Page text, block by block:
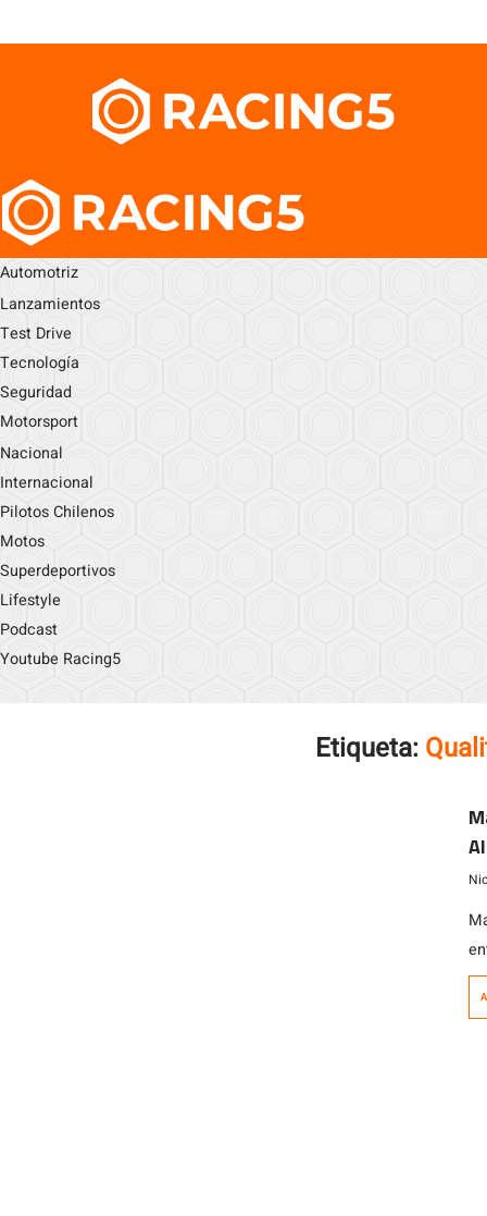
Automotriz
Lanzamientos
Test Drive
Tecnología
Seguridad
Motorsport
Nacional
Internacional
Pilotos Chilenos
Motos
Superdeportivos
Lifestyle
Podcast
Youtube Racing5
Etiqueta: